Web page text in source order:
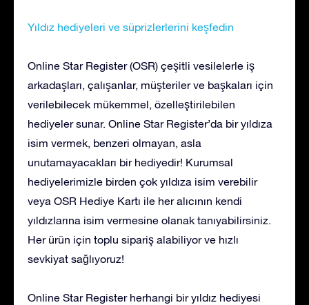
Yıldız hediyeleri ve süprizlerlerini keşfedin
Online Star Register (OSR) çeşitli vesilelerle iş
arkadaşları, çalışanlar, müşteriler ve başkaları için
verilebilecek mükemmel, özelleştirilebilen
hediyeler sunar. Online Star Register’da bir yıldıza
isim vermek, benzeri olmayan, asla
unutamayacakları bir hediyedir! Kurumsal
hediyelerimizle birden çok yıldıza isim verebilir
veya OSR Hediye Kartı ile her alıcının kendi
yıldızlarına isim vermesine olanak tanıyabilirsiniz.
Her ürün için toplu sipariş alabiliyor ve hızlı
sevkiyat sağlıyoruz!
Online Star Register herhangi bir yıldız hediyesi